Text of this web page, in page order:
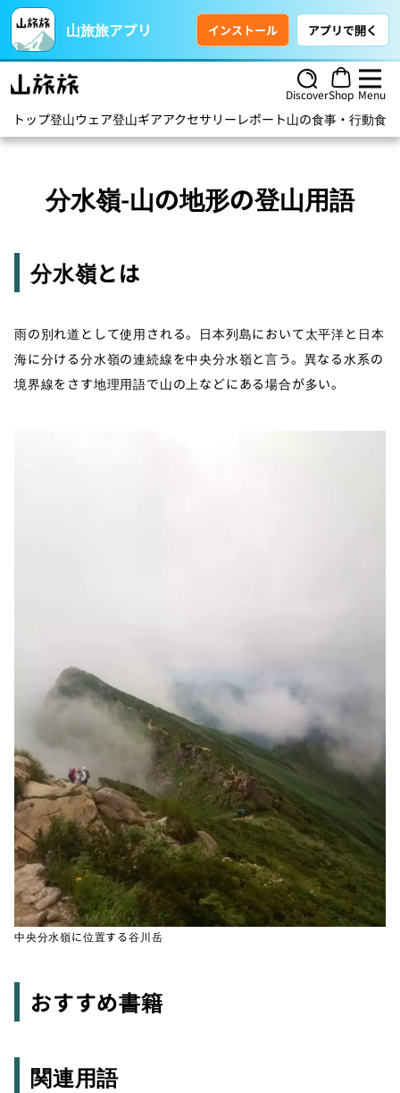
山旅旅アプリ インストール アプリで開く
DiscoverShop Menu
トップ登山ウェア登山ギアアクセサリー レポート山の食事・行動食
分水嶺-山の地形の登山用語
分水嶺とは
雨の別れ道として使用される。日本列島において太平洋と日本
海に分ける分水嶺の連続線を中央分水嶺と言う。異なる水系の
境界線をさす地理用語で山の上などにある場合が多い。
中央分水嶺に位置する谷川岳
おすすめ書籍
関連用語